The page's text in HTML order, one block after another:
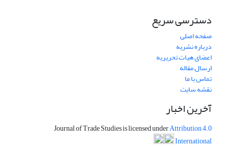
دسترسی سریع
صفحه اصلی
درباره نشریه
اعضای هیات تحریریه
ارسال مقاله
تماس با ما
نقشه سایت
آخرین اخبار
Journal of Trade Studies is licensed underAttribution 4.0
International